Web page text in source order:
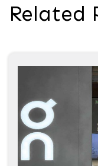
Related